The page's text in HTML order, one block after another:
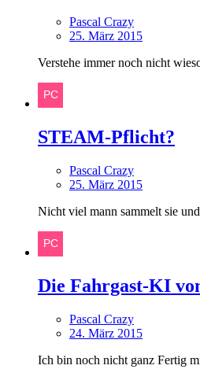
Pascal Crazy
25. März 2015
Verstehe immer noch nicht
STEAM-Pflicht?
Pascal Crazy
25. März 2015
Nicht viel mann sammelt sie
Die Fahrgast-KI
Pascal Crazy
24. März 2015
Ich bin noch nicht ganz Fertig